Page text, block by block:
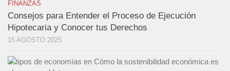
FINANZAS
Consejos para Entender el Proceso de Ejecución
Hipotecaria y Conocer tus Derechos
15 AGOSTO 2025